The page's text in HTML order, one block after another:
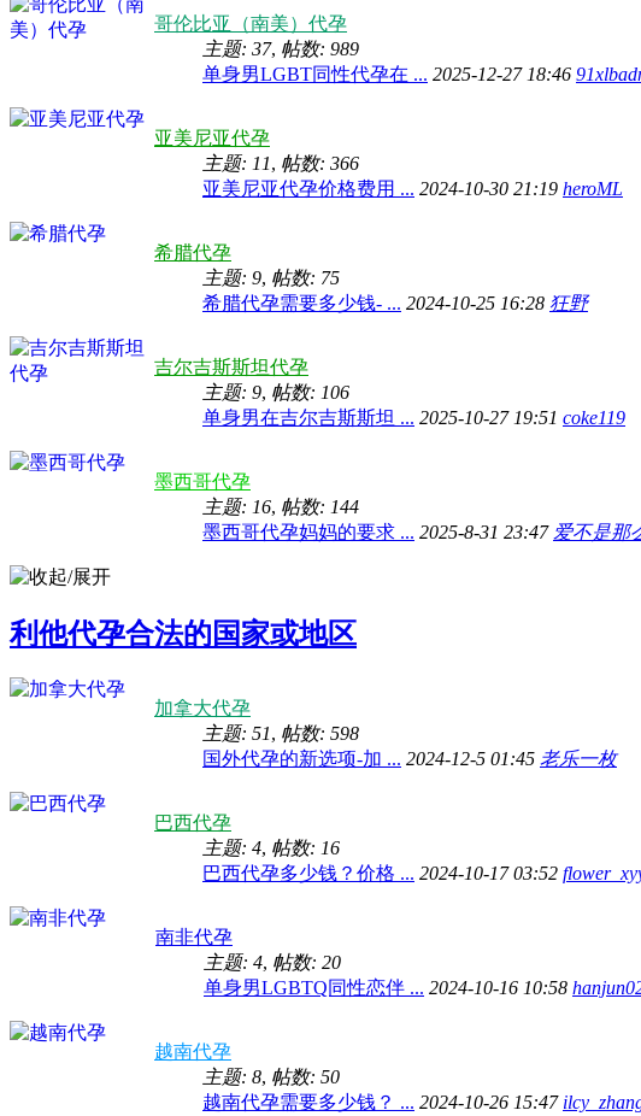
哥伦比亚（南美）代孕
主题: 37, 帖数: 989
单身男LGBT同性代孕在 ... 2025-12-27 18:46
亚美尼亚代孕
主题: 11, 帖数: 366
亚美尼亚代孕价格费用 ... 2024-10-30 21:19 heroML
希腊代孕
主题: 9, 帖数: 75
希腊代孕需要多少钱- ... 2024-10-25 16:28 狂野
吉尔吉斯斯坦代孕
主题: 9, 帖数: 106
单身男在吉尔吉斯斯坦 ... 2025-10-27 19:51 coke119
墨西哥代孕
主题: 16, 帖数: 144
墨西哥代孕妈妈的要求 ... 2025-8-31 23:47爱不是那
利他代孕合法的国家或地区
加拿大代孕
主题: 51, 帖数: 598
国外代孕的新选项-加 ... 2024-12-5 01:45 老乐一枚
巴西代孕
主题: 4, 帖数: 16
巴西代孕多少钱？价格 ... 2024-10-17 03:52
南非代孕
主题: 4, 帖数: 20
单身男LGBTQ同性恋伴 ... 2024-10-16 10:58
越南代孕
主题: 8, 帖数: 50
越南代孕需要多少钱？ ... 2024-10-26 15:47